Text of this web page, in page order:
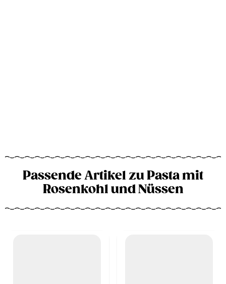
Passende Artikel zu Pasta mit
Rosenkohl und Nüssen